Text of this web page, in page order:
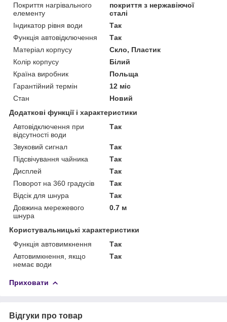
Покриття нагрівального
елементу
покриття з нержавіючої
сталі
Індикатор рівня води
Так
Функція автовідключення
Так
Матеріал корпусу
Скло, Пластик
Колір корпусу
Білий
Країна виробник
Польща
Гарантійний термін
12 міс
Стан
Новий
Додаткові функції і характеристики
Автовідключення при
відсутності води
Так
Звуковий сигнал
Так
Підсвічування чайника
Так
Дисплей
Так
Поворот на 360 градусів
Так
Відсік для шнура
Так
Довжина мережевого
шнура
0.7 м
Користувальницькі характеристики
Функція автовимкнення
Так
Автовимкнення, якщо
немає води
Так
Приховати
Відгуки про товар